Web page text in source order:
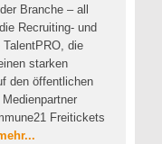
Branche – all
Recruiting- und
die
starken
den öffentlichen
Freitickets